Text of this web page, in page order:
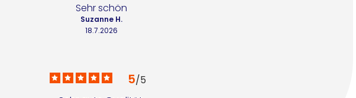
Sehr schön
18.7.2026
Suzanne H.
5/5